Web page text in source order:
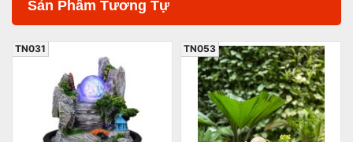
Sản Phẩm Tương Tự
TN031 TN053